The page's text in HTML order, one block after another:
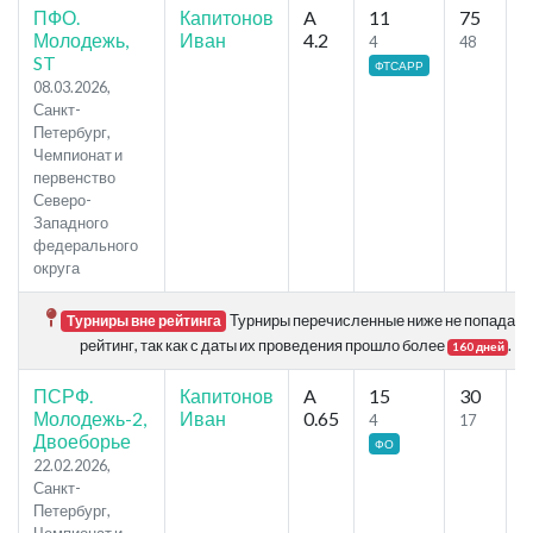
ПФО.
Молодежь,
ST
08.03.2026,
Санкт-
Петербург,
Чемпионат и
первенство
Северо-
Западного
федерального
округа
Капитонов
Иван
A
4.2
11
4
ФТСАРР
75
48
Турниры вне рейтинга Турниры перечисленные ниже не
рейтинг, так как с даты их проведения прошло более
160 дней .
ПСРФ.
Молодежь-2,
Двоеборье
22.02.2026,
Санкт-
Петербург,
Капитонов
Иван
A
0.65
15
4
ФО
30
17